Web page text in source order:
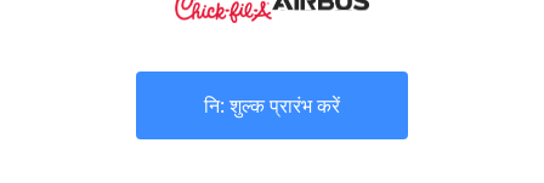
नि: शुल्क प्रारंभ करें